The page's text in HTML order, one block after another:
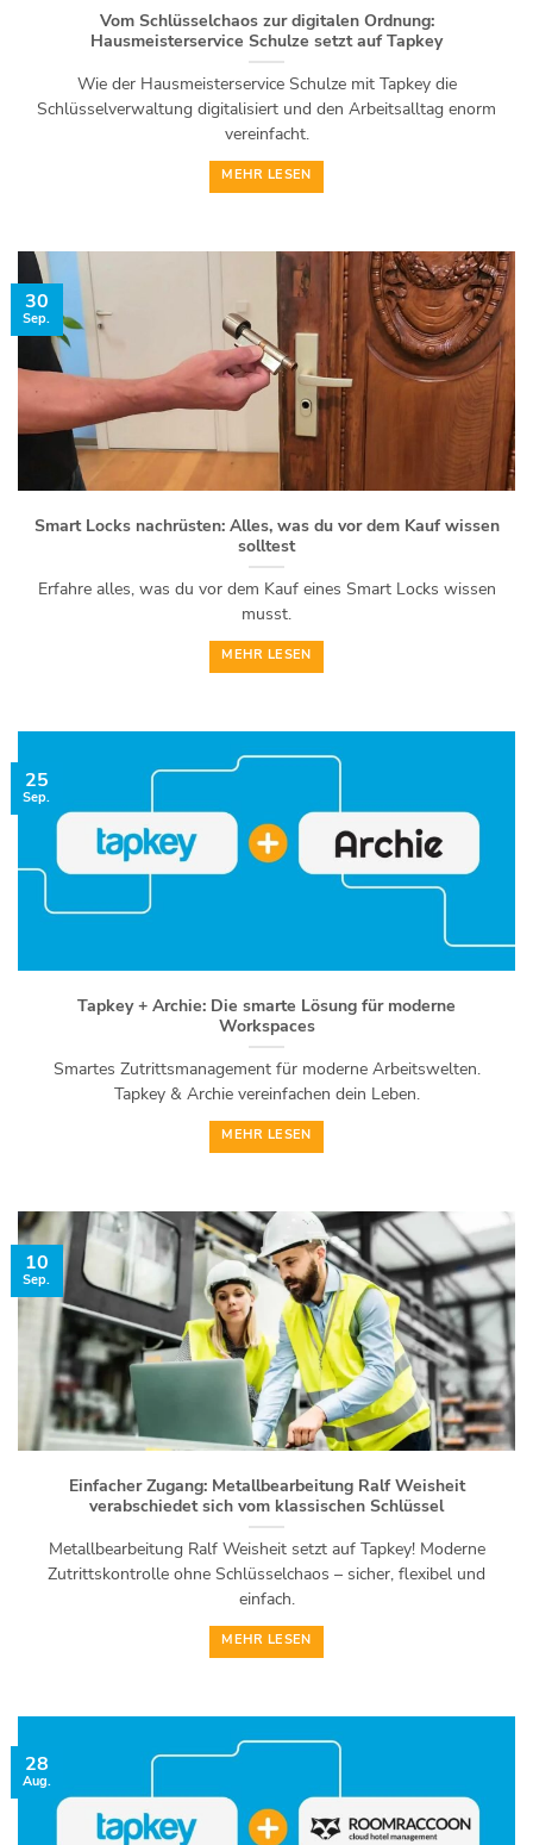
Vom Schlüsselchaos zur digitalen Ordnung:
Hausmeisterservice Schulze setzt auf Tapkey
Wie der Hausmeisterservice Schulze mit Tapkey die
Schlüsselverwaltung digitalisiert und den Arbeitsalltag enorm
vereinfacht.
MEHR LESEN
Smart Locks nachrüsten: Alles, was du vor dem Kauf wissen
solltest
Erfahre alles, was du vor dem Kauf eines Smart Locks wissen
musst.
MEHR LESEN
30
Sep.
Tapkey + Archie: Die smarte Lösung für moderne
Workspaces
Smartes Zutrittsmanagement für moderne Arbeitswelten.
Tapkey & Archie vereinfachen dein Leben.
MEHR LESEN
25
Sep.
Einfacher Zugang: Metallbearbeitung Ralf Weisheit
verabschiedet sich vom klassischen Schlüssel
Metallbearbeitung Ralf Weisheit setzt auf Tapkey! Moderne
Zutrittskontrolle ohne Schlüsselchaos – sicher, flexibel und
einfach.
MEHR LESEN
10
Sep.
28
Aug.